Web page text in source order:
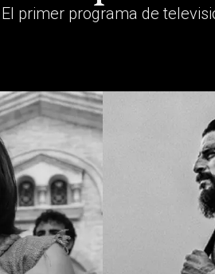
El primer programa de